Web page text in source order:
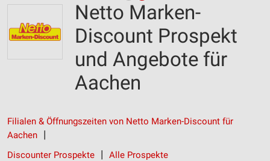
Netto Marken-
Discount Prospekt
und Angebote für
Aachen
Filialen & Öffnungszeiten von Netto Marken-Discount für
Aachen
Discounter Prospekte
Alle Prospekte